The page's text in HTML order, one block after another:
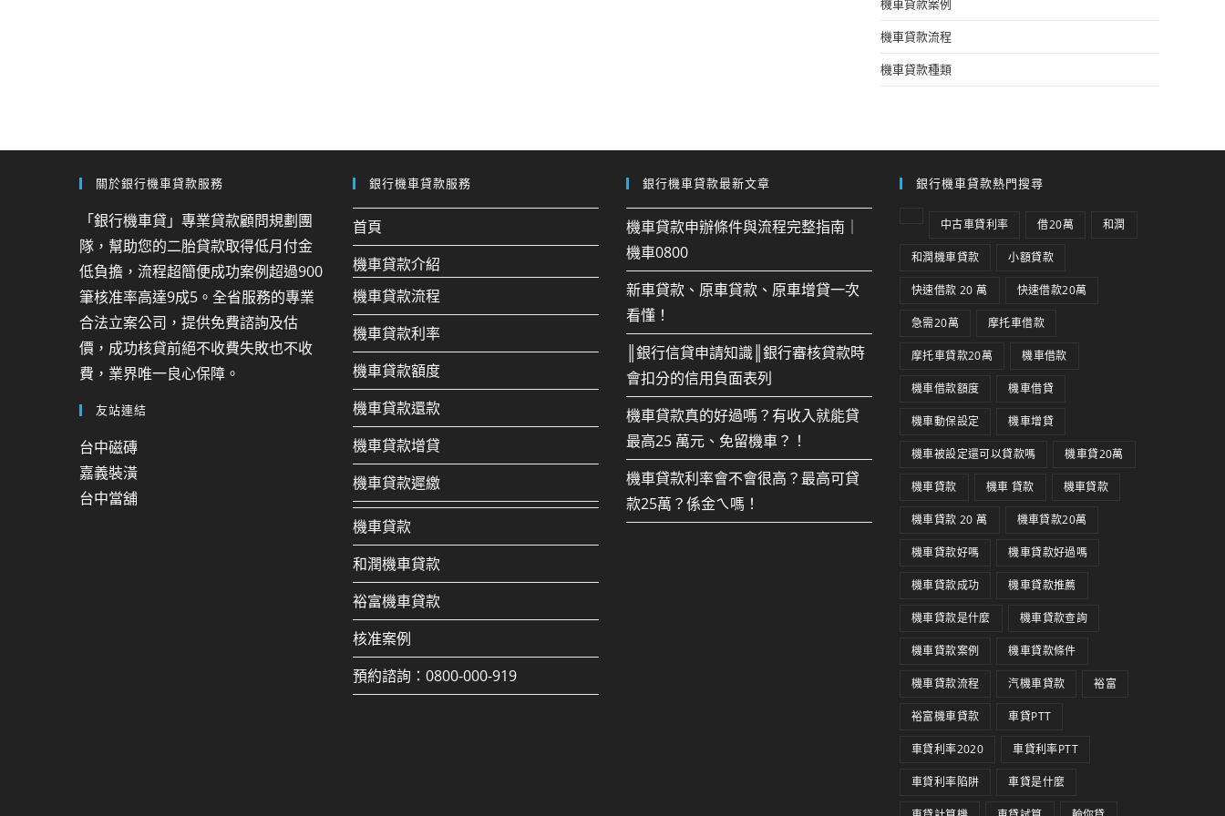
機車貸款案例
機車貸款流程
機車貸款種類
關於銀行機車貸款服務
「銀行機車貸」專業貸款顧問規劃團
隊，幫助您的二胎貸款取得低月付金
低負擔，流程超簡便成功案例超過900
筆核准率高達9成5。全省服務的專業
合法立案公司，提供免費諮詢及估
價，成功核貸前絕不收費失敗也不收
費，業界唯一良心保障。
友站連結
台中磁磚
嘉義裝潢
台中當舖
銀行機車貸款服務
首頁
機車貸款介紹
機車貸款流程
機車貸款利率
機車貸款額度
機車貸款還款
機車貸款增貸
機車貸款遲繳
機車貸款
和潤機車貸款
裕富機車貸款
核准案例
預約諮詢：0800-000-919
銀行機車貸款最新文章
機車貸款申辦條件與流程完整指南｜
機車0800
新車貸款、原車貸款、原車增貸一次
看懂！
║銀行信貸申請知識║銀行審核貸款時
會扣分的信用負面表列
機車貸款真的好過嗎？有收入就能貸
最高25 萬元、免留機車？！
機車貸款利率會不會很高？最高可貸
款25萬？係金ㄟ嗎！
銀行機車貸款熱門搜尋
中古車貸利率 借20萬 和潤
和潤機車貸款 小額貸款
快速借款 20 萬 快速借款20萬
急需20萬 摩托車借款
摩托車貸款20萬 機車借款
機車借款額度 機車借貸
機車動保設定 機車增貸
機車被設定還可以貸款嗎 機車貸20萬
機車貸款 機車 貸款 機車貸款
機車貸款 20 萬 機車貸款20萬
機車貸款好嗎 機車貸款好過嗎
機車貸款成功 機車貸款推薦
機車貸款是什麼 機車貸款查詢
機車貸款案例 機車貸款條件
機車貸款流程 汽機車貸款 裕富
裕富機車貸款 車貸PTT
車貸利率2020 車貸利率PTT
車貸利率陷阱 車貸是什麼